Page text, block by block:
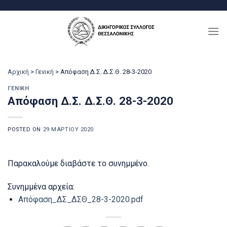
Αρχική > Γενική > Απόφαση Δ.Σ. Δ.Σ.Θ. 28-3-2020
ΓΕΝΙΚΉ
Απόφαση Δ.Σ. Δ.Σ.Θ. 28-3-2020
POSTED ON 29 ΜΑΡΤΊΟΥ 2020
Παρακαλούμε διαβάστε το συνημμένο.
Συνημμένα αρχεία:
Απόφαση_ΔΣ_ΔΣΘ_28-3-2020.pdf